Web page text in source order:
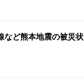
ど熊本地震の被災状